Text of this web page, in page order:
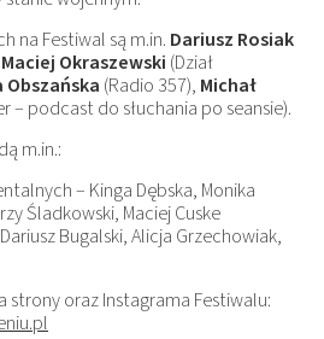
na Festiwal są m.in. Dariusz Rosiak
Maciej Okraszewski (Dział
Obszańska (Radio 357), Michał
– podcast do słuchania po seansie).
m.in.:
– Kinga Dębska, Monika
Śladkowski, Maciej Cuske
Bugalski, Alicja Grzechowiak,
strony oraz Instagrama Festiwalu: